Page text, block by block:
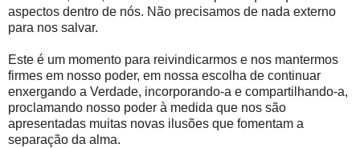
aspectos dentro de nós. Não precisamos de nada externo
para nos salvar.
Este é um momento para reivindicarmos e nos mantermos
firmes em nosso poder, em nossa escolha de continuar
enxergando a Verdade, incorporando-a e compartilhando-a,
proclamando nosso poder à medida que nos são
apresentadas muitas novas ilusões que fomentam a
separação da alma.